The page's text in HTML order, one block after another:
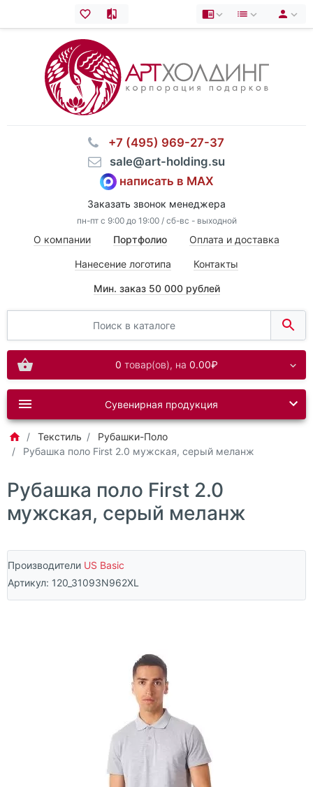
⠀+7 (495) 969-27-37
⠀sale@art-holding.su
написать в MAX
Заказать звонок менеджера
пн-пт с 9:00 до 19:00 / сб-вс - выходной
О компании Портфолио Оплата и доставка
Нанесение логотипа Контакты
Мин. заказ 50 000 рублей
0 товар(ов), на 0.00₽
Сувенирная продукция
Текстиль
Рубашки-Поло
Рубашка поло First 2.0 мужская, серый меланж
Рубашка поло First 2.0
мужская, серый меланж
Производители US Basic
Артикул: 120_31093N962XL